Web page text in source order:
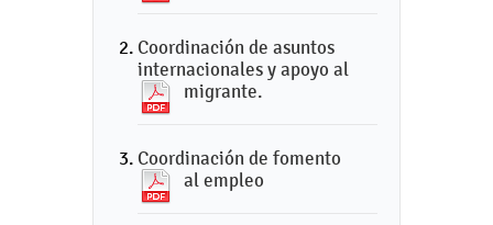
Coordinación de asuntos
internacionales y apoyo al
migrante.
Coordinación de fomento
al empleo